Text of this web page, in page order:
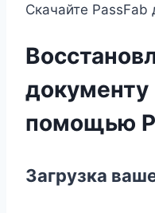
Скачайте PassFab
документу
помощью
Загрузка